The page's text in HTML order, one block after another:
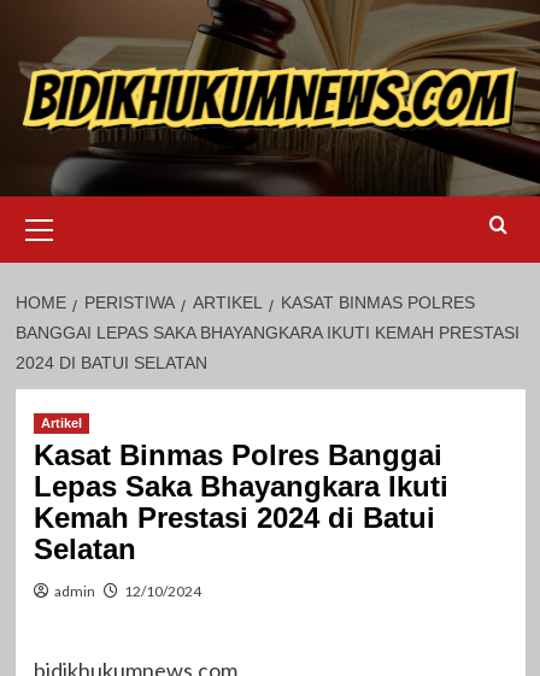
content
Menu
HOME PERISTIWA ARTIKEL
KASAT BINMAS POLRES
BANGGAI LEPAS SAKA BHAYANGKARA IKUTI KEMAH PRESTASI
2024 DI BATUI SELATAN
Artikel
Kasat Binmas Polres Banggai
Lepas Saka Bhayangkara Ikuti
Kemah Prestasi 2024 di Batui
Selatan
admin 12/10/2024
bidikhukumnews.com